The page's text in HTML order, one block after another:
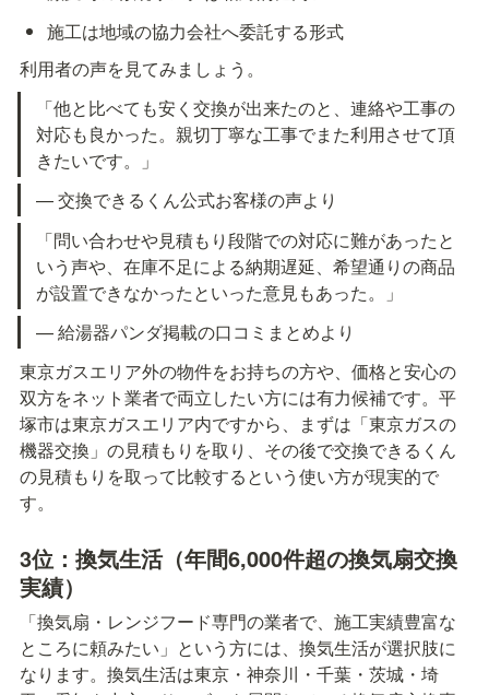
施工は地域の協力会社へ委託する形式
利用者の声を見てみましょう。
「他と比べても安く交換が出来たのと、連絡や工事の
対応も良かった。親切丁寧な工事でまた利用させて頂
きたいです。」
— 交換できるくん公式お客様の声より
「問い合わせや見積もり段階での対応に難があったと
いう声や、在庫不足による納期遅延、希望通りの商品
が設置できなかったといった意見もあった。」
— 給湯器パンダ掲載の口コミまとめより
東京ガスエリア外の物件をお持ちの方や、価格と安心の
双方をネット業者で両立したい方には有力候補です。平
塚市は東京ガスエリア内ですから、まずは「東京ガスの
機器交換」の見積もりを取り、その後で交換できるくん
の見積もりを取って比較するという使い方が現実的で
す。
3位：換気生活（年間6,000件超の換気扇交換
実績）
「換気扇・レンジフード専門の業者で、施工実績豊富な
ところに頼みたい」という方には、換気生活が選択肢に
なります。換気生活は東京・神奈川・千葉・茨城・埼